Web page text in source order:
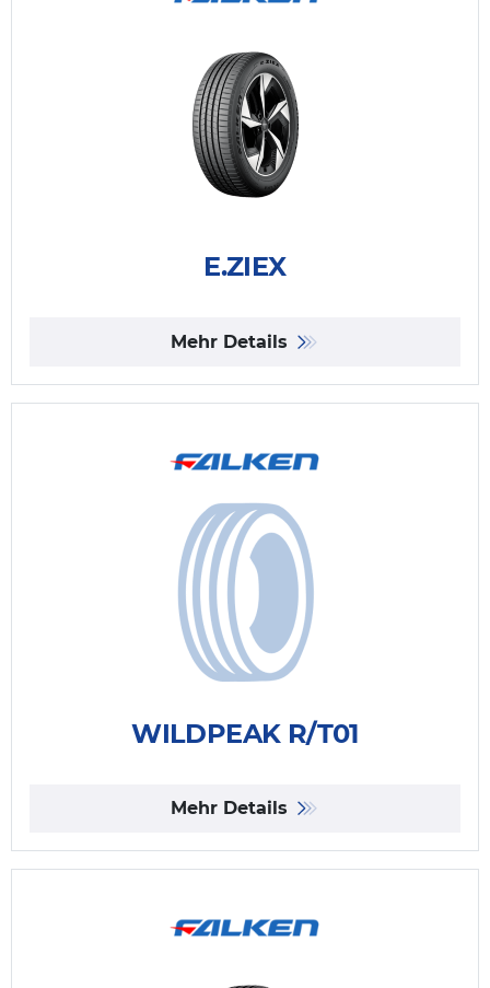
E.ZIEX
Mehr Details
WILDPEAK R/T01
Mehr Details